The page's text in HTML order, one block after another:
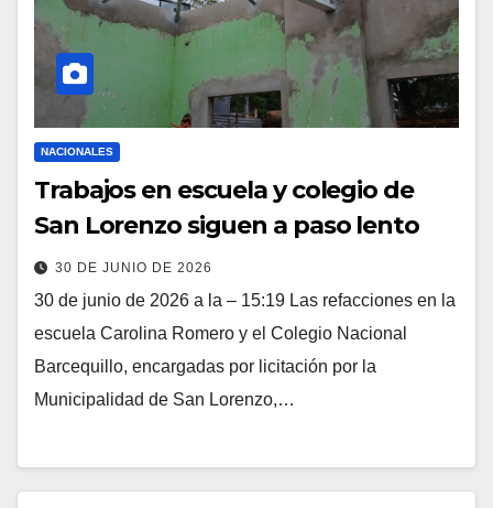
NACIONALES
Trabajos en escuela y colegio de
San Lorenzo siguen a paso lento
30 DE JUNIO DE 2026
30 de junio de 2026 a la – 15:19 Las refacciones en la
escuela Carolina Romero y el Colegio Nacional
Barcequillo, encargadas por licitación por la
Municipalidad de San Lorenzo,…